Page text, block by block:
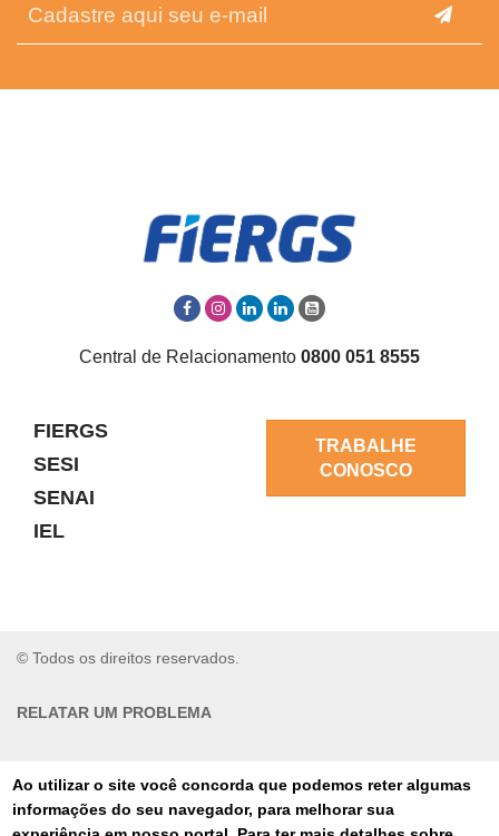
Ao utilizar o site você concorda que podemos reter algumas
informações do seu navegador, para melhorar sua
Central de Relacionamento 0800 051 8555
FIERGS
SESI
SENAI
IEL
TRABALHE
CONOSCO
© Todos os direitos reservados.
RELATAR UM PROBLEMA
PORTAL DE COMPRAS